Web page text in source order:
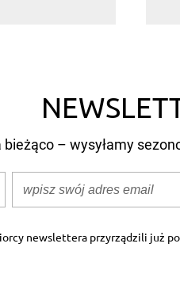
bieżąco – wysyłamy
newslettera przyrządzili już